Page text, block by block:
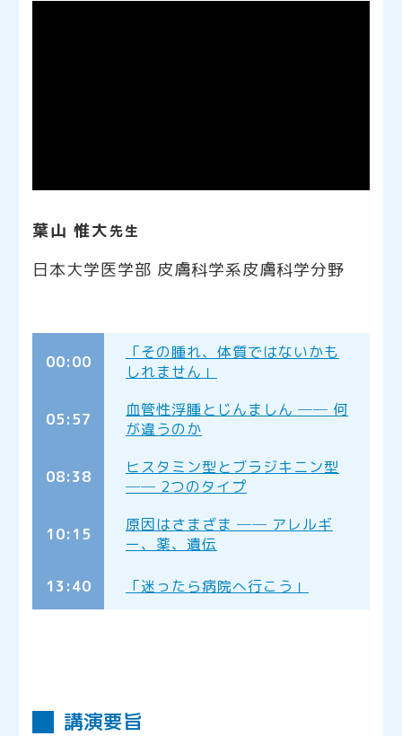
葉山 惟大先生
日本大学医学部 皮膚科学系皮膚科学分野
00:00
「その腫れ、体質ではないかも
しれません」
05:57
血管性浮腫とじんましん ── 何
が違うのか
08:38
ヒスタミン型とブラジキニン型
── 2つのタイプ
10:15
原因はさまざま ── アレルギ
ー、薬、遺伝
13:40 「迷ったら病院へ行こう」
講演要旨